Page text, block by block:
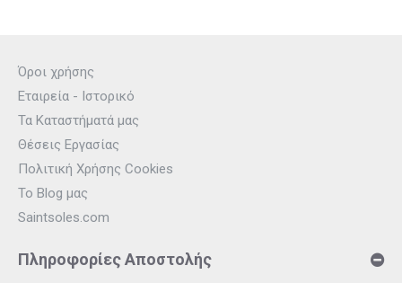
Όροι χρήσης
Εταιρεία - Ιστορικό
Τα Καταστήματά μας
Θέσεις Εργασίας
Πολιτική Χρήσης Cookies
Το Blog μας
Saintsoles.com
Πληροφορίες Αποστολής